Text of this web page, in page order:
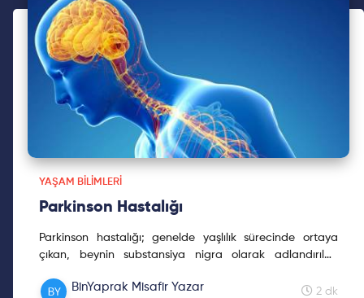
YAŞAM BILIMLERI
Parkinson Hastalığı
Parkinson hastalığı; genelde yaşlılık sürecinde ortaya
çıkan, beynin substansiya nigra olarak adlandırılan
bağlantıların yapımında rol oynayan önemli bir
BinYaprak Misafir Yazar 2 dk